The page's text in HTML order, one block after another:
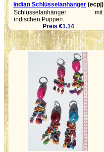
Indian Schlüsselanhänger(ecpj)
Schlüsselanhänger mit
indischen Puppen
Preis €1.14